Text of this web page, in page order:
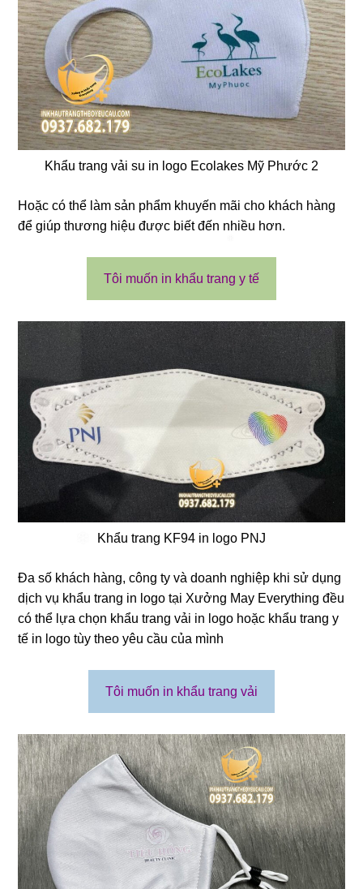
Khẩu trang vải su in logo Ecolakes Mỹ Phước 2
Hoặc có thể làm sản phẩm khuyến mãi cho khách hàng
để giúp thương hiệu được biết đến nhiều hơn.
Tôi muốn in khẩu trang y tế
Khẩu trang KF94 in logo PNJ
Đa số khách hàng, công ty và doanh nghiệp khi sử dụng
dịch vụ khẩu trang in logo tại Xưởng May Everything đều
có thể lựa chọn khẩu trang vải in logo hoặc khẩu trang y
tế in logo tùy theo yêu cầu của mình
Tôi muốn in khẩu trang vải
❄
❄
❄